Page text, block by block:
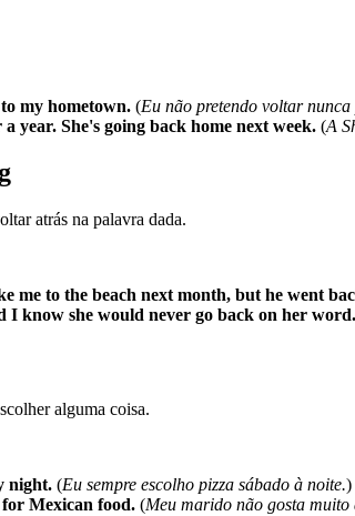
my hometown. (Eu não pretendo voltar
year. She's going back home next week. (A
atrás na palavra dada.
me to the beach next month, but he went
I know she would never go back on her word.
alguma coisa.
night. (Eu sempre escolho pizza sábado à noite.)
Mexican food. (Meu marido não gosta muito